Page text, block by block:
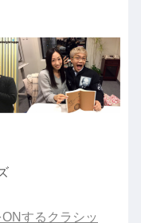
するクラシッ